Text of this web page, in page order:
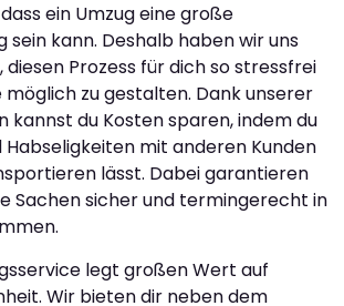
ein Umzug eine große
sein kann. Deshalb haben wir uns
diesen Prozess für dich so stressfrei
möglich zu gestalten. Dank unserer
kannst du Kosten sparen, indem du
Habseligkeiten mit anderen Kunden
lässt. Dabei garantieren
Sachen sicher und termingerecht in
legt großen Wert auf
Wir bieten dir neben dem